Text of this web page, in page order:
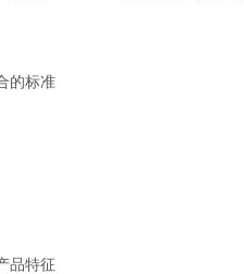
的标准
品特征